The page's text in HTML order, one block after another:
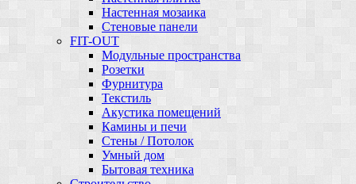
Настенная мозаика
Стеновые панели
FIT-OUT
Модульные пространства
Розетки
Фурнитура
Текстиль
Акустика помещений
Камины и печи
Стены / Потолок
Умный дом
Бытовая техника